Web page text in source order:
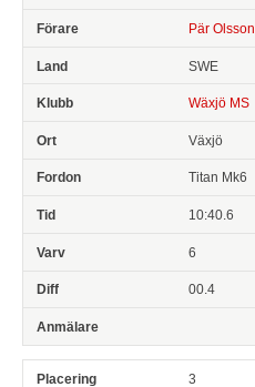
Pär Olsson
SWE
Wäxjö MS
Växjö
Titan Mk6
10:40.6
6
00.4
3